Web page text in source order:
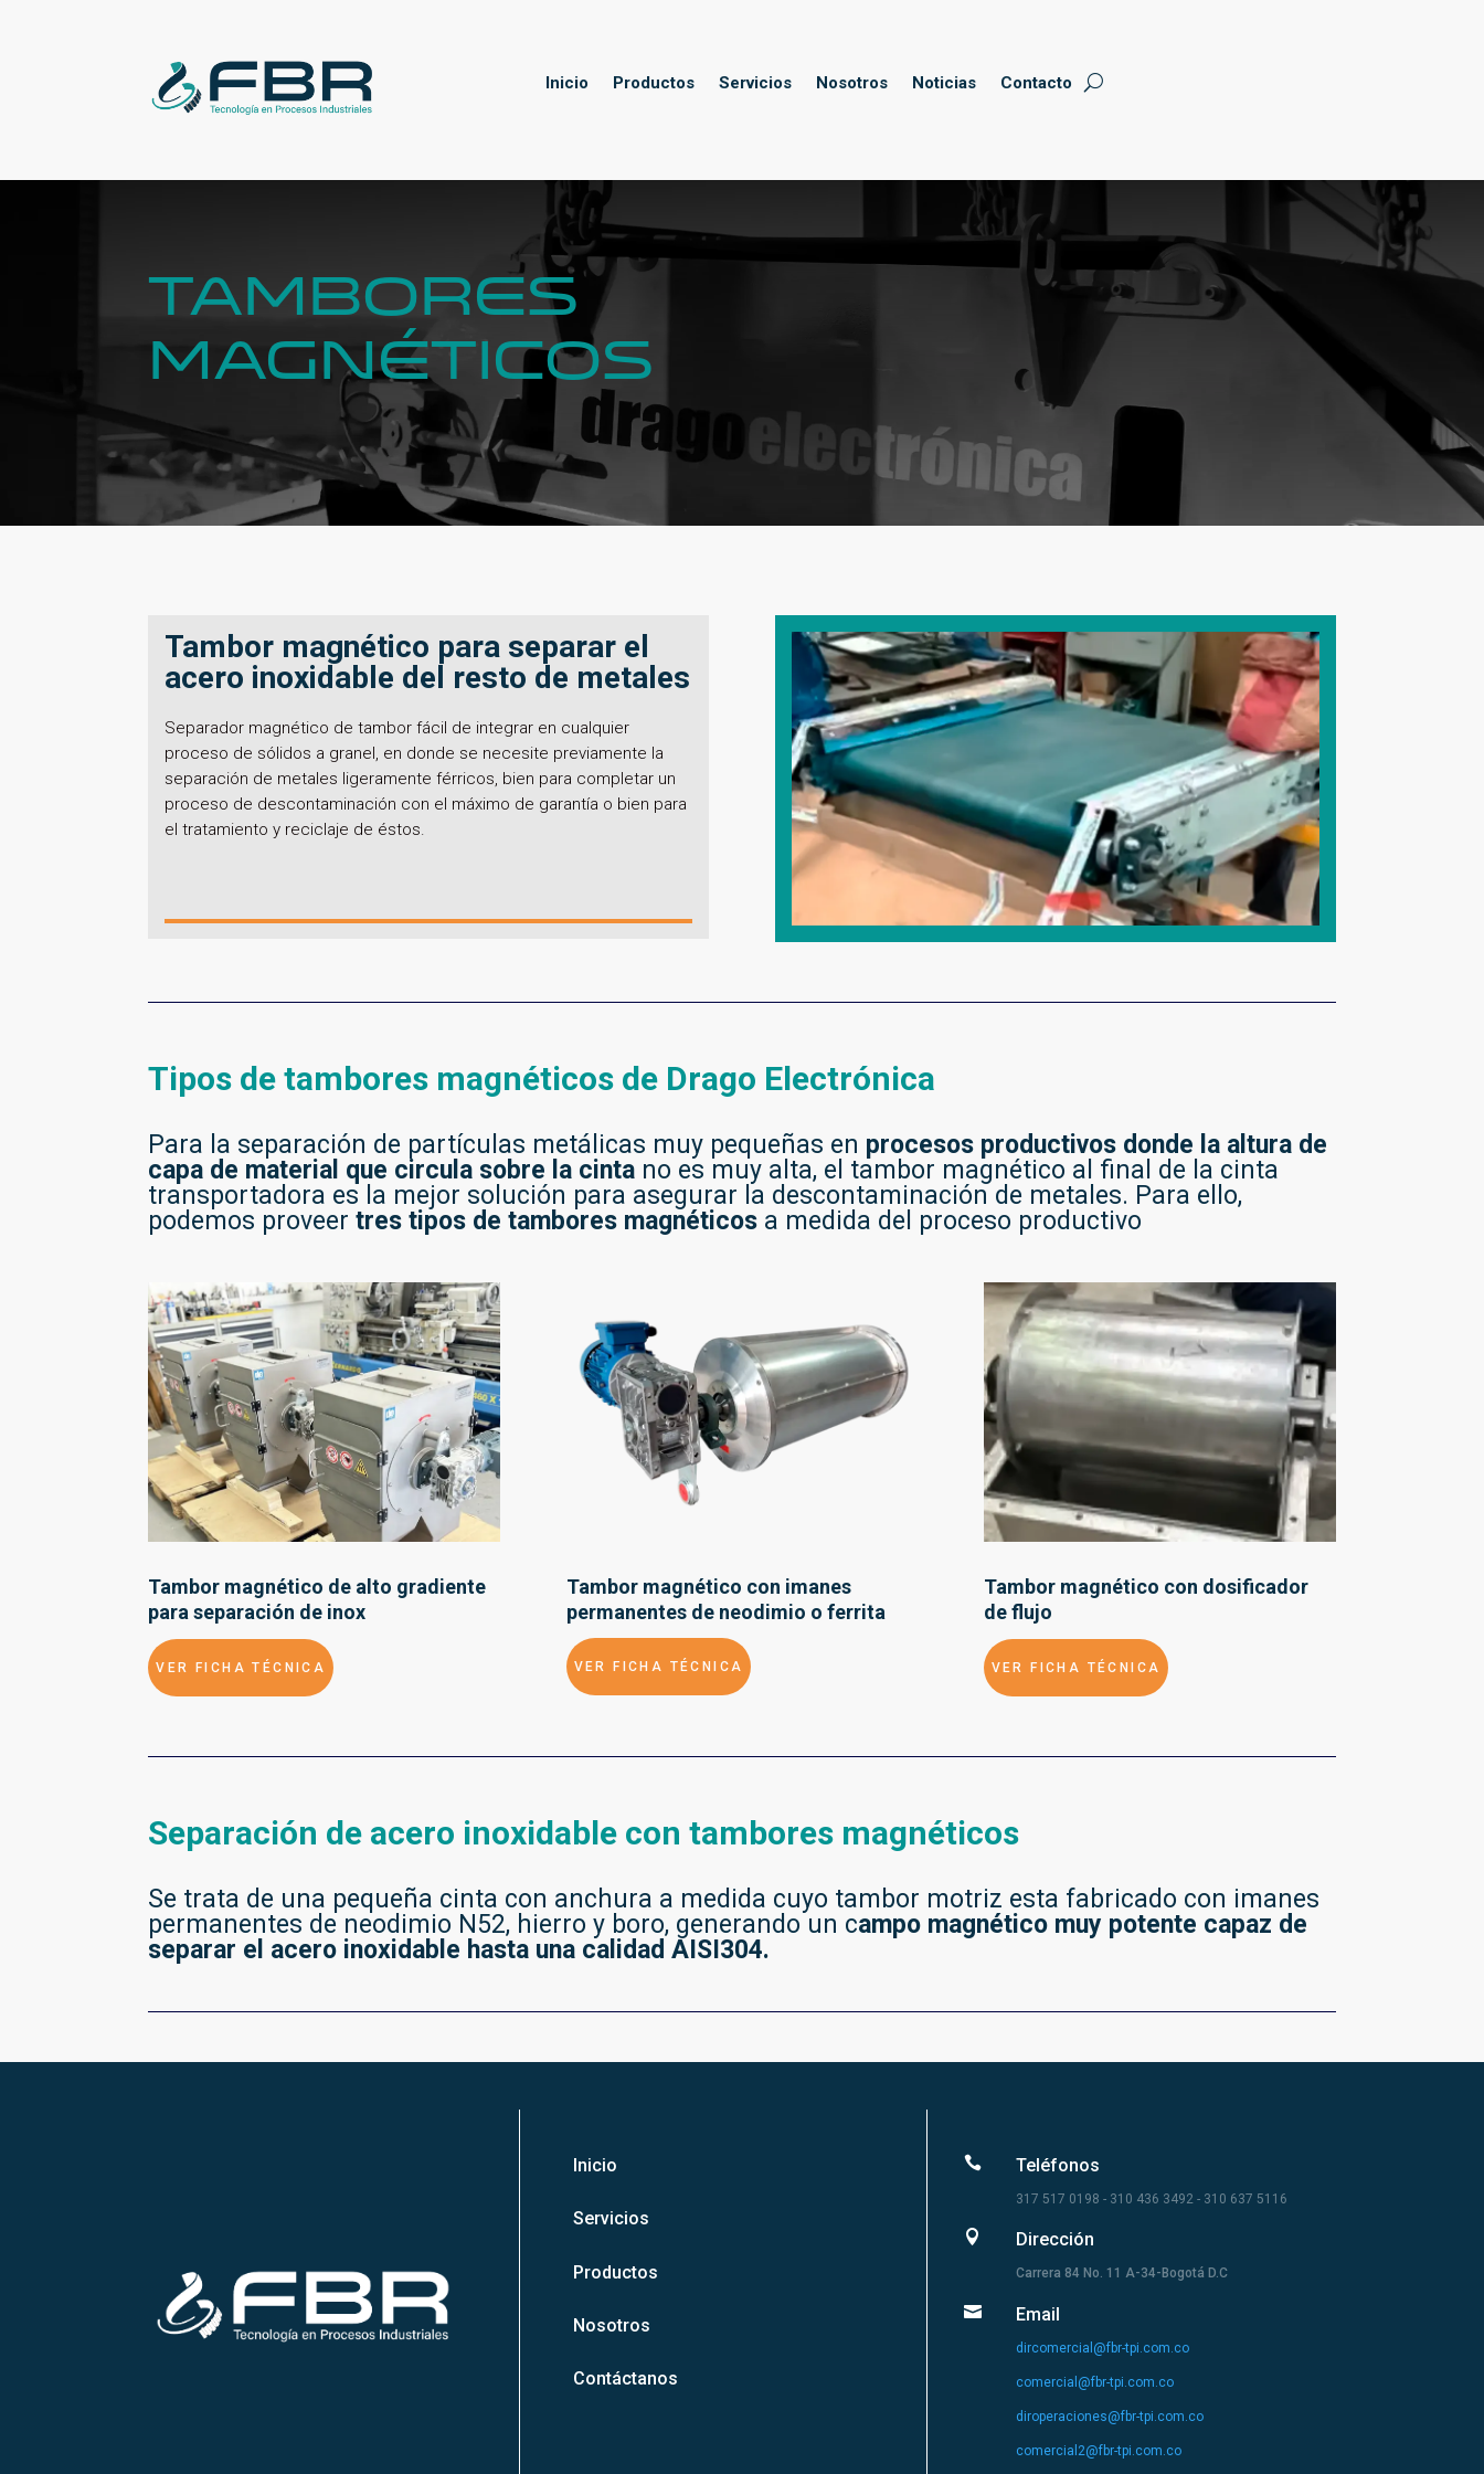
Inicio Productos Servicios Nosotros Noticias Contacto
TAMBORes
MAGNÉTICOs
Tambor magnético para separar el
acero inoxidable del resto de metales
Separador magnético de tambor fácil de integrar en cualquier
proceso de sólidos a granel, en donde se necesite previamente la
separación de metales ligeramente férricos, bien para completar un
proceso de descontaminación con el máximo de garantía o bien para
el tratamiento y reciclaje de éstos.
Tipos de tambores magnéticos de Drago Electrónica
Para la separación de partículas metálicas muy pequeñas en procesos productivos donde la altura de
capa de material que circula sobre la cinta no es muy alta, el tambor magnético al final de la cinta
transportadora es la mejor solución para asegurar la descontaminación de metales. Para ello,
podemos proveer tres tipos de tambores magnéticos a medida del proceso productivo
Tambor magnético de alto gradiente
para separación de inox
VER FICHA TÉCNICA
Tambor magnético con imanes
permanentes de neodimio o ferrita
VER FICHA TÉCNICA
Tambor magnético con dosificador
de flujo
VER FICHA TÉCNICA
Separación de acero inoxidable con tambores magnéticos
Se trata de una pequeña cinta con anchura a medida cuyo tambor motriz esta fabricado con imanes
permanentes de neodimio N52, hierro y boro, generando un campo magnético muy potente capaz de
separar el acero inoxidable hasta una calidad AISI304.
Inicio
Servicios
Productos
Nosotros
Contáctanos
 Teléfonos
317 517 0198 - 310 436 3492 - 310 637 5116
 Dirección
Carrera 84 No. 11 A-34-Bogotá D.C
 Email
dircomercial@fbr-tpi.com.co
comercial@fbr-tpi.com.co
diroperaciones@fbr-tpi.com.co
comercial2@fbr-tpi.com.co